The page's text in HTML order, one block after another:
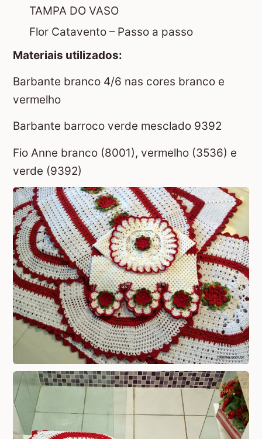
TAMPA DO VASO
Flor Catavento – Passo a passo
Materiais utilizados:
Barbante branco 4/6 nas cores branco e
vermelho
Barbante barroco verde mesclado 9392
Fio Anne branco (8001), vermelho (3536) e
verde (9392)